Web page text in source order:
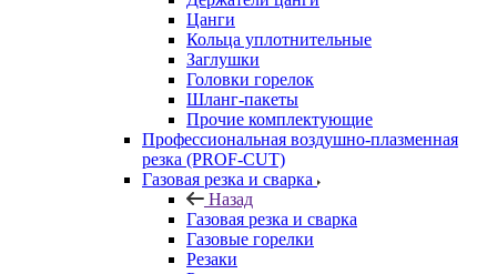
Цанги
Кольца уплотнительные
Заглушки
Головки горелок
Шланг-пакеты
Прочие комплектующие
Профессиональная воздушно-плазменная
резка (PROF-CUT)
Газовая резка и сварка
Назад
Газовая резка и сварка
Газовые горелки
Резаки